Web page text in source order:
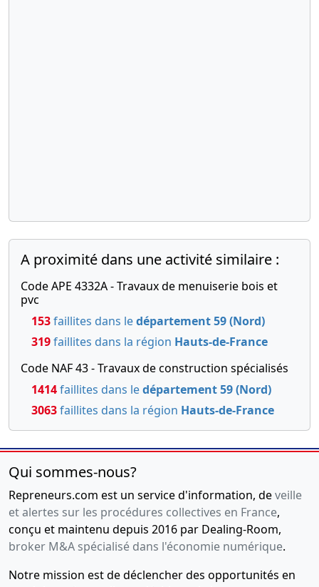
A proximité dans une activité similaire :
Code APE 4332A - Travaux de menuiserie bois et
pvc
153faillites dans ledépartement 59 (Nord)
319faillites dans la région Hauts-de-France
Code NAF 43 - Travaux de construction spécialisés
1414faillites dans ledépartement 59 (Nord)
3063faillites dans la région Hauts-de-France
Qui sommes-nous?
Repreneurs.com est un service d'information, deveille
et alertes sur les procédures collectives en France,
conçu et maintenu depuis 2016 par Dealing-Room,
broker M&A spécialisé dans l'économie numérique.
Notre mission est de déclencher des opportunités en